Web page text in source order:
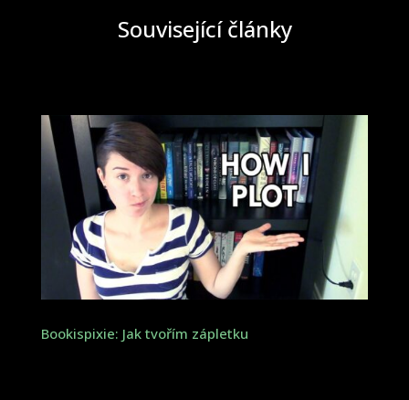
Související články
Bookispixie: Jak tvořím zápletku